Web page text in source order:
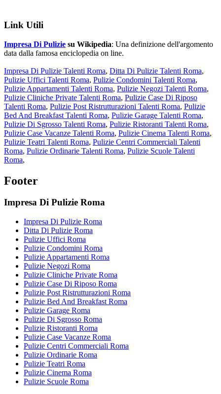
Link Utili
Impresa Di Pulizie su Wikipedia: Una definizione dell'argomento
data dalla famosa enciclopedia on line.
Impresa Di Pulizie Talenti Roma, Ditta Di Pulizie Talenti Roma,
Pulizie Uffici Talenti Roma, Pulizie Condomini Talenti Roma,
Pulizie Appartamenti Talenti Roma, Pulizie Negozi Talenti Roma,
Pulizie Cliniche Private Talenti Roma, Pulizie Case Di Riposo
Talenti Roma, Pulizie Post Ristrutturazioni Talenti Roma, Pulizie
Bed And Breakfast Talenti Roma, Pulizie Garage Talenti Roma,
Pulizie Di Sgrosso Talenti Roma, Pulizie Ristoranti Talenti Roma,
Pulizie Case Vacanze Talenti Roma, Pulizie Cinema Talenti Roma,
Pulizie Teatri Talenti Roma, Pulizie Centri Commerciali Talenti
Roma, Pulizie Ordinarie Talenti Roma, Pulizie Scuole Talenti
Roma,
Footer
Impresa Di Pulizie Roma
Impresa Di Pulizie Roma
Ditta Di Pulizie Roma
Pulizie Uffici Roma
Pulizie Condomini Roma
Pulizie Appartamenti Roma
Pulizie Negozi Roma
Pulizie Cliniche Private Roma
Pulizie Case Di Riposo Roma
Pulizie Post Ristrutturazioni Roma
Pulizie Bed And Breakfast Roma
Pulizie Garage Roma
Pulizie Di Sgrosso Roma
Pulizie Ristoranti Roma
Pulizie Case Vacanze Roma
Pulizie Centri Commerciali Roma
Pulizie Ordinarie Roma
Pulizie Teatri Roma
Pulizie Cinema Roma
Pulizie Scuole Roma